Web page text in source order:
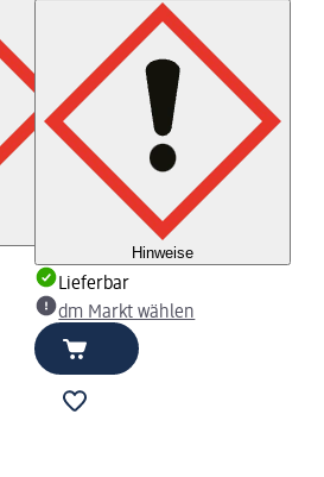
Hinweise
Lieferbar
dm Markt wählen